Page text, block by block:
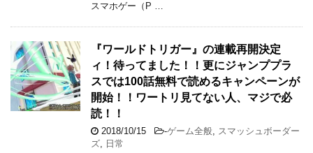
スマホゲー（P …
『ワールドトリガー』の連載再開決定
ィ！待ってました！！更にジャンププラ
スでは100話無料で読めるキャンペーンが
開始！！ワートリ見てない人、マジで必
読！！
2018/10/15 -ゲーム全般, スマッシュボーダー
ズ, 日常